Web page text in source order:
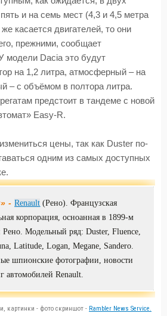
и на семь мест (4,3 и 4,5 метра
касается двигателей, то они
прежними, сообщает
модели Dacia это будут
на 1,2 литра, атмосферный – на
– с объёмом в полтора литра.
предстоит в тандеме с новой
Easy-R.
цены, так как Duster по-
одним из самых доступных
» -Renault (Рено). Французская
корпорация, осноанная в 1899-м
Модельный ряд: Duster, Fluence,
Latitude, Logan, Megane, Sandero.
шпионские фотографии, новости
автомобилей Renault.
картинки - фото скриншот - Rambler News Service.